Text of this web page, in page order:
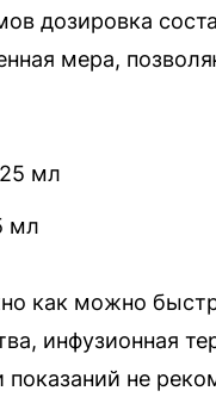
дозировка
мера,
мл
мл
как можно
инфузионная
не